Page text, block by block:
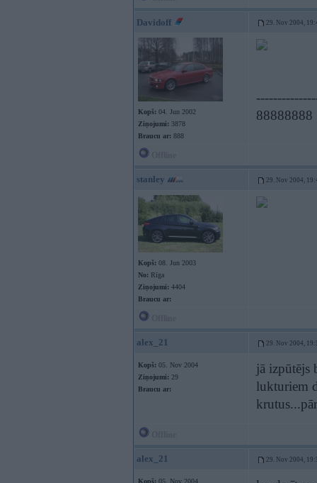
Davidoff 29. Nov 2004,
Kopš: 04. Jun 2002
Ziņojumi: 3878
Braucu ar: 888
88888888
stanley 29. Nov 2004,
Kopš: 08. Jun 2003
No: Rīga
Ziņojumi: 4404
Braucu ar:
alex_21 29. Nov 2004,
Kopš: 05. Nov 2004
Ziņojumi: 29
Braucu ar:
jā izpūtējs
lukturiem
alex_21 29. Nov 2004,
Kopš: 05. Nov 2004